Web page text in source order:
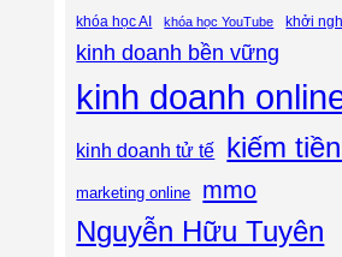
khóa học AI khóa học YouTube khởi
kinh doanh bền vững
kinh doanh
kinh doanh tử tế kiếm
marketing online mmo
Nguyễn Hữu Tuyên